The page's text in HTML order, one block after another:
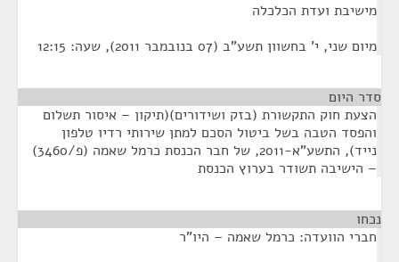
מישיבת ועדת הכלכלה
מיום שני, י' בחשוון תשע"ב (07 בנובמבר 2011), שעה: 12:15
סדר היום
הצעת חוק התקשורת (בזק ושידורים)(תיקון – איסור תשלום
והפסד הטבה בשל ביטול הסכם למתן שירותי רדיו טלפון
נייד), התשע"א-2011, של חבר הכנסת כרמל שאמה (פ/3460)
– הישיבה תשודר בערוץ הכנסת
נכחו
חברי הוועדה: כרמל שאמה – היו"ר